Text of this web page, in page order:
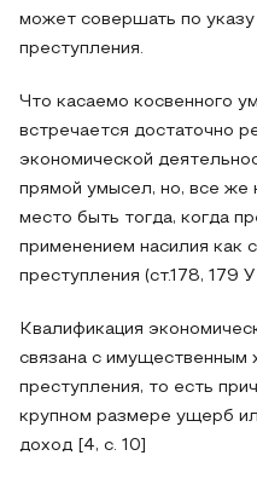
может совершать по
преступления.
Что касаемо косвенного
встречается достаточно
экономической
прямой умысел, но, все же
место быть тогда, когда
применением насилия как
преступления (ст.178, 179
Квалификация
связана с имущественным
преступления, то есть
крупном размере ущерб
доход [4, с. 10]